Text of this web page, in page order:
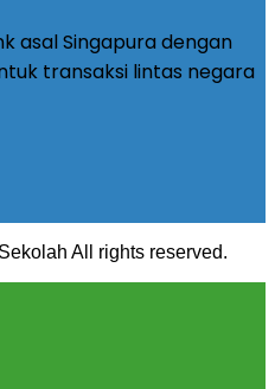
All rights reserved.